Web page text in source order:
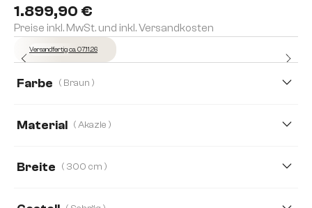
1.899,90 €
Preise inkl. MwSt. und inkl. Versandkosten
Versandfertig ca. 07.11.26
Farbe ( Braun )
Material ( Akazie )
Breite ( 300 cm )